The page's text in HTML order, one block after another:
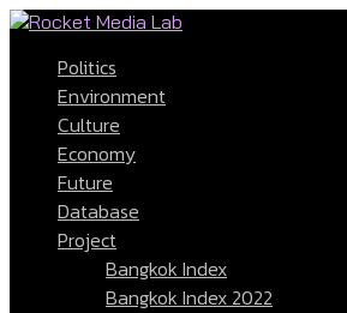
Politics
Environment
Culture
Economy
Future
Database
Project
Bangkok Index
Bangkok Index 2022